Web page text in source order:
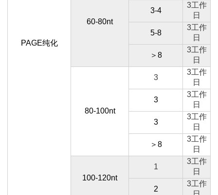
PAGE纯化
60-80nt
3-4
3工作
日
5-8
3工作
日
＞8
3工作
日
80-100nt
3
3工作
日
3
3工作
日
3
3工作
日
＞8
3工作
日
100-120nt
1
3工作
日
2
3工作